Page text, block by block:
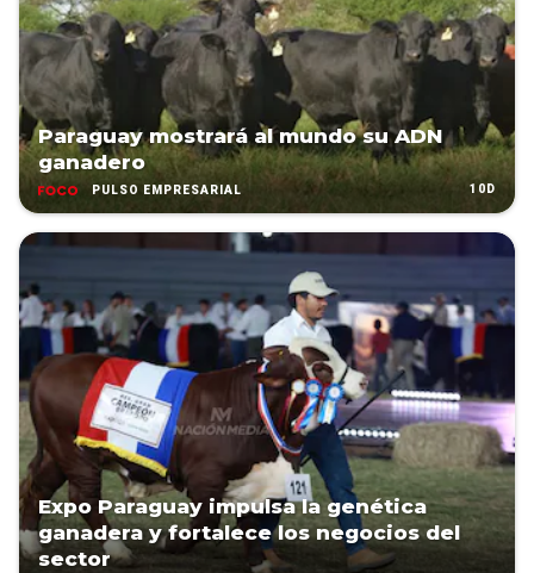
Paraguay mostrará al mundo su ADN
ganadero
PULSO EMPRESARIAL 10D
Expo Paraguay impulsa la genética
ganadera y fortalece los negocios del
sector